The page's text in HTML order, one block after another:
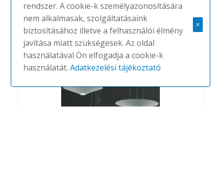
Hi-tech
CAIMI NINCS
rendszer. A cookie-k személyazonosítására
nem alkalmasak, szolgáltatásaink
biztosításához illetve a felhasználói élmény
javítása miatt szükségesek. Az oldal
használatával Ön elfogadja a cookie-k
használatát.Adatkezelési tájékoztató
×